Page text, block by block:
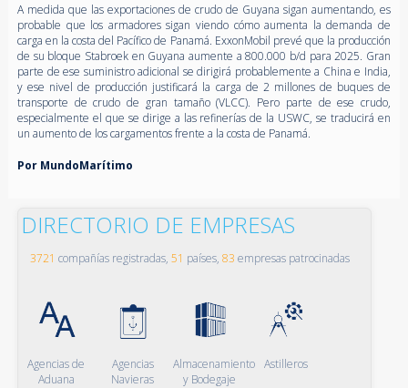
A medida que las exportaciones de crudo de Guyana sigan aumentando, es
probable que los armadores sigan viendo cómo aumenta la demanda de
carga en la costa del Pacífico de Panamá. ExxonMobil prevé que la producción
de su bloque Stabroek en Guyana aumente a 800.000 b/d para 2025. Gran
parte de ese suministro adicional se dirigirá probablemente a China e India,
y ese nivel de producción justificará la carga de 2 millones de buques de
transporte de crudo de gran tamaño (VLCC). Pero parte de ese crudo,
especialmente el que se dirige a las refinerías de la USWC, se traducirá en
un aumento de los cargamentos frente a la costa de Panamá.
Por MundoMarítimo
DIRECTORIO DE EMPRESAS
3721 compañías registradas, 51 países, 83 empresas patrocinadas
Agencias de
Aduana
Agencias
Navieras
Almacenamiento
y Bodegaje
Astilleros